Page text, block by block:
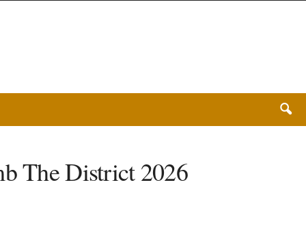
The District 2026